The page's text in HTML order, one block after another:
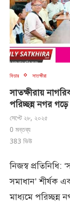
ফিচার সাতক্ষীরা
সাতক্ষীরায়
পরিচ্ছন্ন নগর
সেপ্টে ২৮, ২০২৫
0 মন্তব্য
383 ভিউ
নিজস্ব প্রতিনিধি:
সমাধান’ শীর্ষক
মাধ্যমে পরিচ্ছন্ন